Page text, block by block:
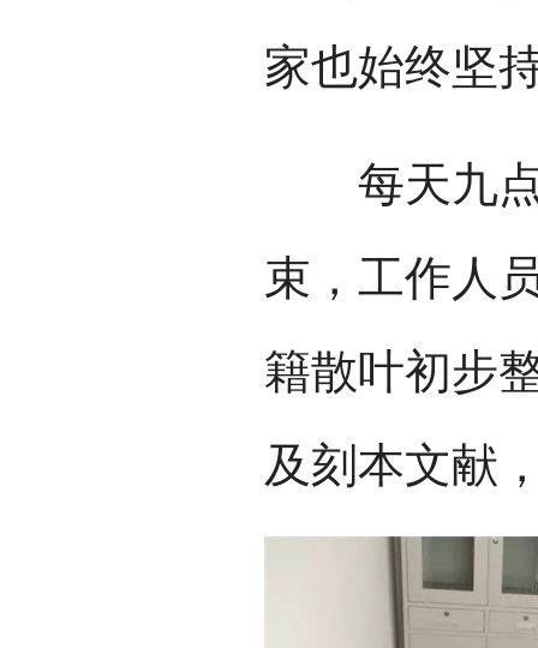
家也始终坚
每天九点
束，工作人
籍散叶初步
及刻本文献